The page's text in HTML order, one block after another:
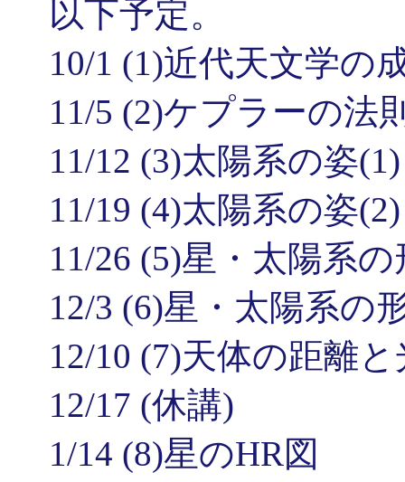
以下予定。
10/1 (1)近代天文学の
11/5 (2)ケプラーの法
11/12 (3)太陽系の姿(1)
11/19 (4)太陽系の姿(2)
11/26 (5)星・太陽系
12/3 (6)星・太陽系の
12/10 (7)天体の距離
12/17 (休講)
1/14 (8)星のHR図